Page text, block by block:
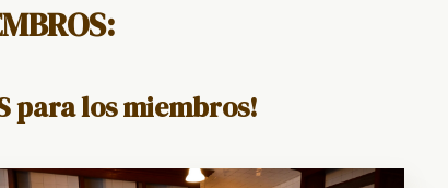
para los miembros!